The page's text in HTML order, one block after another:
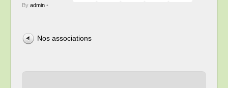
By admin•
Nos associations